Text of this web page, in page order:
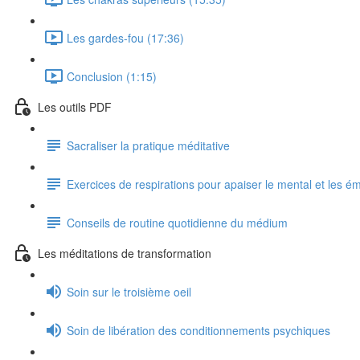
Les gardes-fou (17:36)
Conclusion (1:15)
Les outils PDF
Sacraliser la pratique méditative
Exercices de respirations pour apaiser le mental et les
Conseils de routine quotidienne du médium
Les méditations de transformation
Soin sur le troisième oeil
Soin de libération des conditionnements psychiques